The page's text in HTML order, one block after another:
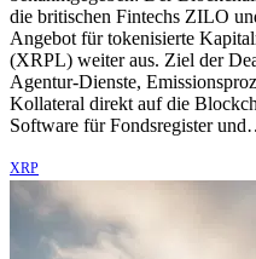
die britischen Fintechs ZILO
Angebot für tokenisierte
(XRPL) weiter aus. Ziel der
Agentur-Dienste,
Kollateral direkt auf die
Software für Fondsregister
XRP